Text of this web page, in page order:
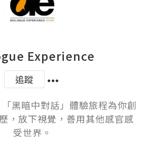
Experience
追蹤
黑暗中對話」體驗旅程為你創
，放下視覺，善用其他感官感
受世界。